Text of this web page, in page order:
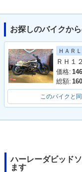
お探しのバイクか
ＨＡＲ
価格: 146
総額: 160
このバイクと
ハーレーダビッド
ます